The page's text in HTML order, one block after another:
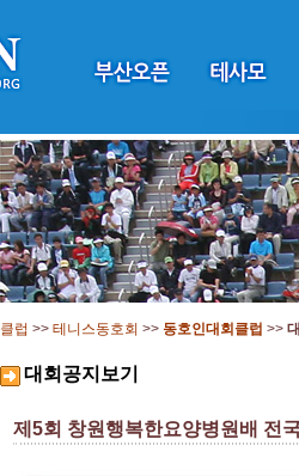
클럽 >> 테니스동호회 >> 동호인대회클럽 >>
대회공지보기
제5회 창원행복한요양병원배 전